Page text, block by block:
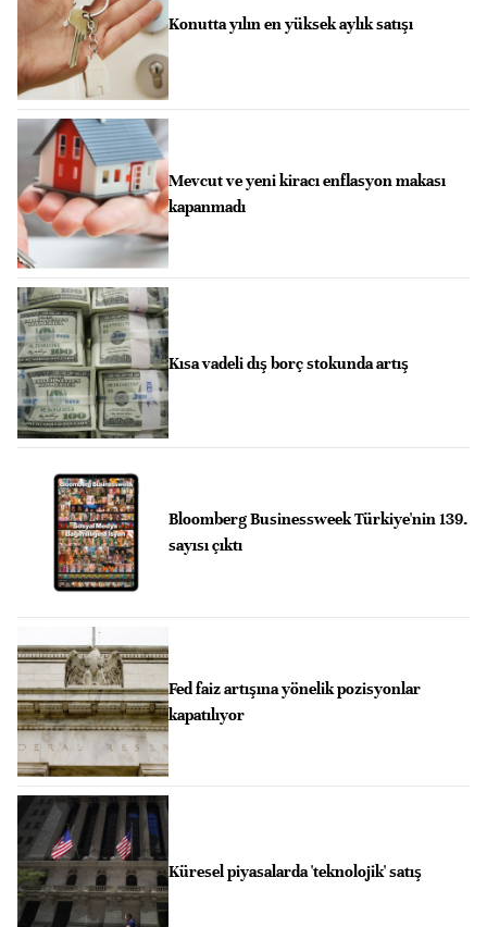
Konutta yılın en yüksek aylık satışı
Mevcut ve yeni kiracı enflasyon makası
kapanmadı
Kısa vadeli dış borç stokunda artış
Bloomberg Businessweek Türkiye'nin 139.
sayısı çıktı
Fed faiz artışına yönelik pozisyonlar
kapatılıyor
Küresel piyasalarda 'teknolojik' satış